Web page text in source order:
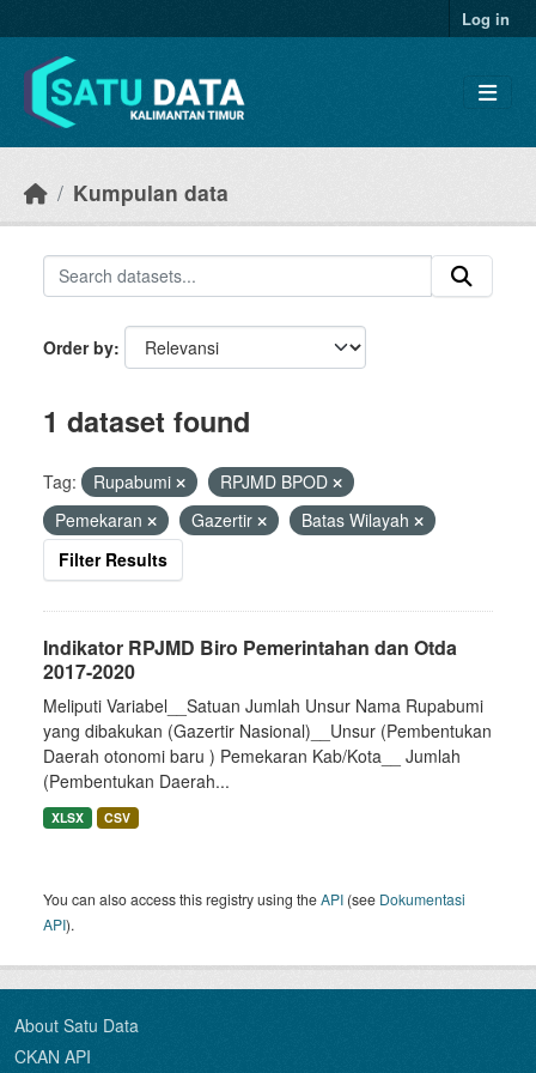
Log in
Kumpulan data
Order by
1 dataset found
Tag: Rupabumi
RPJMD BPOD
Pemekaran
Gazertir
Batas Wilayah
Filter Results
Indikator RPJMD Biro Pemerintahan dan Otda
2017-2020
Meliputi Variabel__Satuan Jumlah Unsur Nama Rupabumi
yang dibakukan (Gazertir Nasional)__Unsur (Pembentukan
Daerah otonomi baru ) Pemekaran Kab/Kota__ Jumlah
(Pembentukan Daerah...
XLSX CSV
You can also access this registry using theAPI (see Dokumentasi
API).
About Satu Data
CKAN API